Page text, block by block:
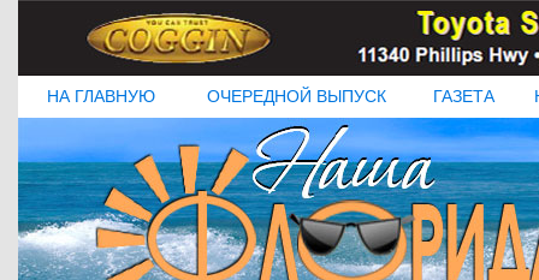
НА ГЛАВНУЮ ОЧЕРЕДНОЙ ВЫПУСК ГАЗЕТА